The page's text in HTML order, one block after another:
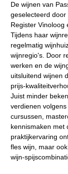
De wijnen van
geselecteerd door
Register Vinoloog
Tijdens haar
regelmatig
wijnregio's. Door
werken en de
uitsluitend wijnen
prijs-
Juist minder
verdienen
cursussen,
kennismaken met
praktijkervaring
fles wijn, maar
wijn-